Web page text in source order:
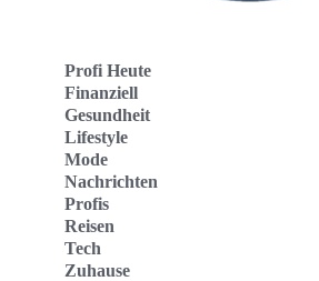
Profi Heute
Finanziell
Gesundheit
Lifestyle
Mode
Nachrichten
Profis
Reisen
Tech
Zuhause